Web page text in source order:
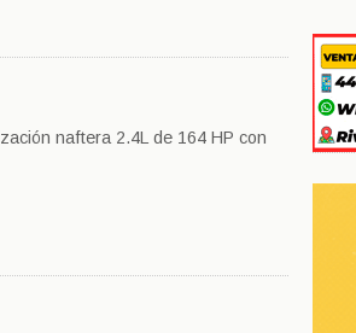
naftera 2.4L de 164 HP con